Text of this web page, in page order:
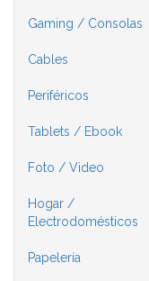
Gaming / Consolas
Cables
Periféricos
Tablets / Ebook
Foto / Video
Hogar /
Electrodomésticos
Papelería